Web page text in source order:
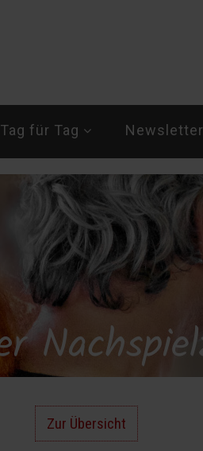
Tag für Tag Newsletter
Zur Übersicht